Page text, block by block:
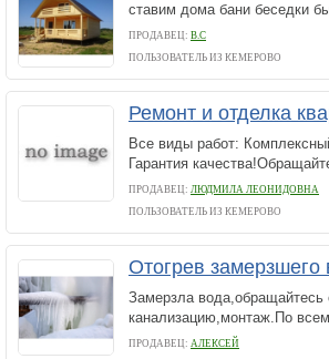
ставим дома бани беседки
ПРОДАВЕЦ: В.С
ПОЛЬЗОВАТЕЛЬ ИЗ КЕМЕРОВО
Ремонт и отделка
Все виды работ:
Гарантия
ПРОДАВЕЦ: ЛЮДМИЛА ЛЕОНИДОВНА
ПОЛЬЗОВАТЕЛЬ ИЗ КЕМЕРОВО
Отогрев
Замерзла вода,обращайтесь
канализацию,монтаж.По
ПРОДАВЕЦ: АЛЕКСЕЙ